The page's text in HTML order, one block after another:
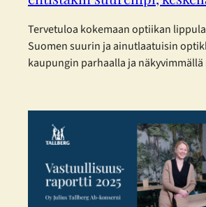
Tervetuloa kokemaan optiikan
Suomen suurin ja ainutlaatuisin
kaupungin parhaalla ja
Synsamin lippulaivaliike tarjoaa
palvelun optiikkaa aivan
Enemmän tilaa, enemmän
parempaa palvelua – kaikki
Uudistetut tilat, sujuvampi…